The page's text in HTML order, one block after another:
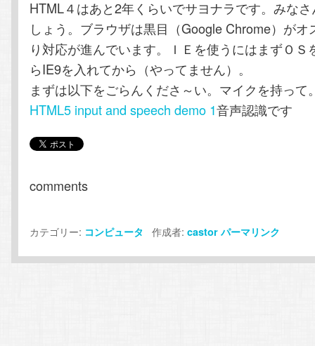
ツ
へ
移
へ
移
動
HTML４はあと2年くらいでサヨナラです。みな
しょう。ブラウザは黒目（Google Chrome）がオ
り対応が進んでいます。ＩＥを使うにはまずＯＳ
らIE9を入れてから（やってません）。
まずは以下をごらんくださ～い。マイクを持って
HTML5 input and speech demo 1音声認識です
comments
カテゴリー: コンピュータ 作成者:castor パーマリンク